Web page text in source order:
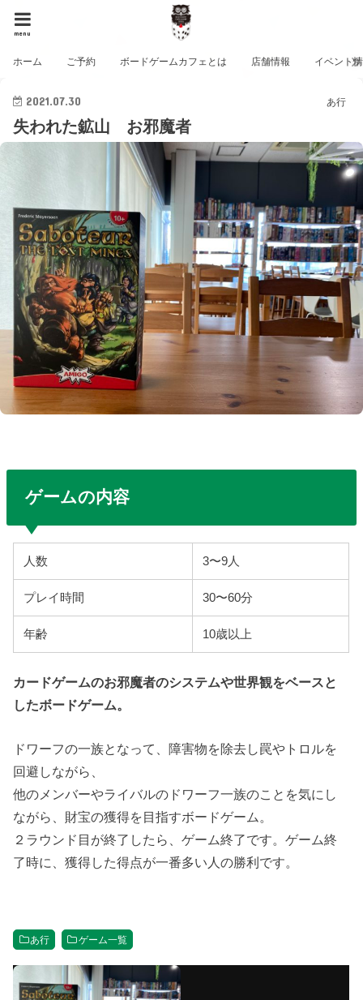
menu
ホーム ご予約 ボードゲームカフェとは 店舗情報 イベント
あ行
2021.07.30
失われた鉱山 お邪魔者
ゲームの内容
人数 3〜9人
プレイ時間 30〜60分
年齢 10歳以上
カードゲームのお邪魔者のシステムや世界観をベースと
したボードゲーム。
ドワーフの一族となって、障害物を除去し罠やトロルを
回避しながら、
他のメンバーやライバルのドワーフ一族のことを気にし
ながら、財宝の獲得を目指すボードゲーム。
２ラウンド目が終了したら、ゲーム終了です。ゲーム終
了時に、獲得した得点が一番多い人の勝利です。
あ行 ゲーム一覧